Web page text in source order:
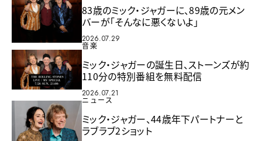
83歳のミック・ジャガーに、89歳の元メン
バーが「そんなに悪くないよ」
2026.07.29
音楽
ミック・ジャガーの誕生日、ストーンズが約
110分の特別番組を無料配信
2026.07.21
ニュース
ミック・ジャガー、44歳年下パートナーと
ラブラブ2ショット